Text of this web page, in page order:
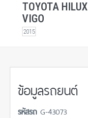
TOYOTA HILUX
VIGO
2015
ข้อมูลรถยนต์
รหัสรถ G-43073